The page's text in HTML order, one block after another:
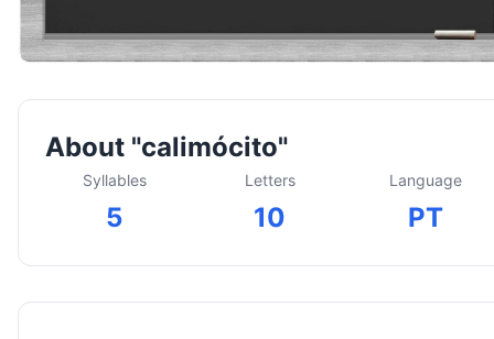
About "calimócito"
Syllables
5
Letters
10
Language
PT